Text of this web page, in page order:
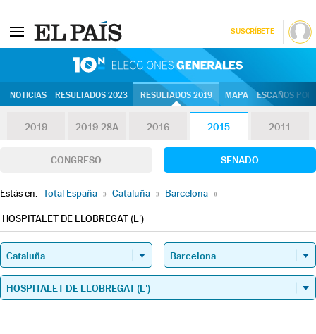
SUSCRÍBETE
NOTICIAS RESULTADOS 2023 RESULTADOS 2019 MAPA ESCAÑOS
2019 2019-28A 2016 2015 2011
CONGRESO SENADO
Estás en: Total España » Cataluña » Barcelona »
HOSPITALET DE LLOBREGAT (L')